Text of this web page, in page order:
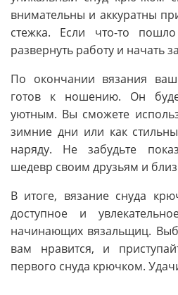
внимательны и аккуратны
стежка. Если что-то
развернуть работу и начать
По окончании вязания
готов к ношению. Он
уютным. Вы сможете
зимние дни или как
наряду. Не забудьте
шедевр своим друзьям и
В итоге, вязание снуда
доступное и
начинающих вязальщиц.
вам нравится, и
первого снуда крючком.